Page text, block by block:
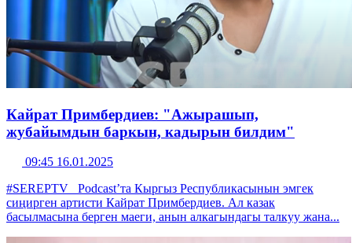
Кайрат Примбердиев: "Ажырашып,
жубайымдын баркын, кадырын билдим"
09:45 16.01.2025
#SEREPTV_ Podcast’та Кыргыз Республикасынын эмгек
сиңирген артисти Кайрат Примбердиев. Ал казак
басылмасына берген маеги, анын алкагындагы талкуу жана...